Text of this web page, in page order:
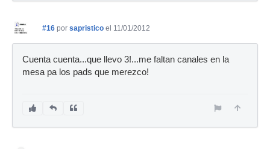
#16 por sapristico el 11/01/2012
Cuenta cuenta...que llevo 3!...me faltan canales en la
mesa pa los pads que merezco!